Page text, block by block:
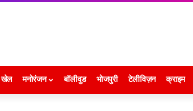
खेल मनोरंजन बॉलीवुड भोजपुरी टेलीविज़न क्राइम